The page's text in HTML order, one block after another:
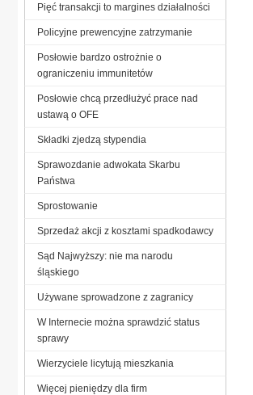
Pięć transakcji to margines działalności
Policyjne prewencyjne zatrzymanie
Posłowie bardzo ostrożnie o
ograniczeniu immunitetów
Posłowie chcą przedłużyć prace nad
ustawą o OFE
Składki zjedzą stypendia
Sprawozdanie adwokata Skarbu
Państwa
Sprostowanie
Sprzedaż akcji z kosztami spadkodawcy
Sąd Najwyższy: nie ma narodu
śląskiego
Używane sprowadzone z zagranicy
W Internecie można sprawdzić status
sprawy
Wierzyciele licytują mieszkania
Więcej pieniędzy dla firm